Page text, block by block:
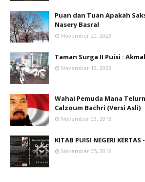
Puan dan Tuan Apakah
Nasery Basral
November 20, 2023
Taman Surga II Puisi :
November 19, 2023
Wahai Pemuda Mana
Calzoum Bachri (Versi Asli)
November 03, 2016
KITAB PUISI NEGERI KERTAS
November 05, 2016